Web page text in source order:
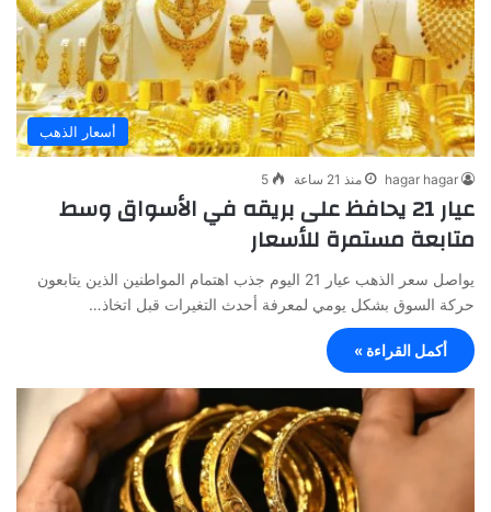
أسعار الذهب
hagar hagar منذ 21 ساعة 5
عيار 21 يحافظ على بريقه في الأسواق وسط
متابعة مستمرة للأسعار
يواصل سعر الذهب عيار 21 اليوم جذب اهتمام المواطنين الذين يتابعون
حركة السوق بشكل يومي لمعرفة أحدث التغيرات قبل اتخاذ…
أكمل القراءة »